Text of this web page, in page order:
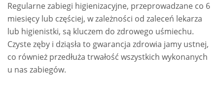
Regularne zabiegi higienizacyjne, przeprowadzane co 6
miesięcy lub częściej, w zależności od zaleceń lekarza
lub higienistki, są kluczem do zdrowego uśmiechu.
Czyste zęby i dziąsła to gwarancja zdrowia jamy ustnej,
co również przedłuża trwałość wszystkich wykonanych
u nas zabiegów.